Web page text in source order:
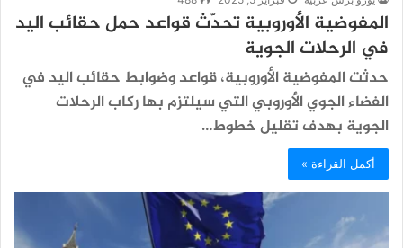
المفوضية الأوروبية تحدّث قواعد حمل حقائب اليد
في الرحلات الجوية
حدثت المفوضية الأوروبية، قواعد وضوابط حقائب اليد في
الفضاء الجوي الأوروبي التي سيلتزم بها ركاب الرحلات
الجوية بهدف تقليل خطوط…
أكمل القراءة »